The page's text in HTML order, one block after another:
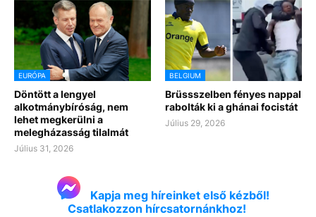
EURÓPA
Döntött a lengyel
alkotmánybíróság, nem
lehet megkerülni a
melegházasság tilalmát
Július 31, 2026
BELGIUM
Brüssszelben fényes nappal
rabolták ki a ghánai focistát
Július 29, 2026
Kapja meg híreinket első kézből!
Csatlakozzon hírcsatornánkhoz!